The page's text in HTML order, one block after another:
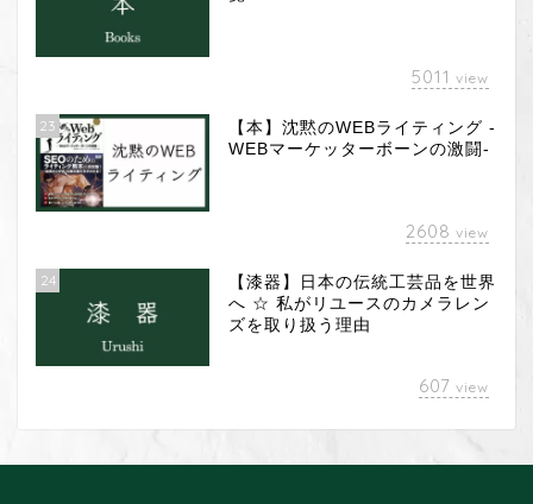
5011 view
23
【本】沈黙のWEBライティング -
WEBマーケッターボーンの激闘-
2608 view
24
【漆器】日本の伝統工芸品を世界
へ ☆ 私がリユースのカメラレン
ズを取り扱う理由
607 view
カメラレンズ
漆 器
Web